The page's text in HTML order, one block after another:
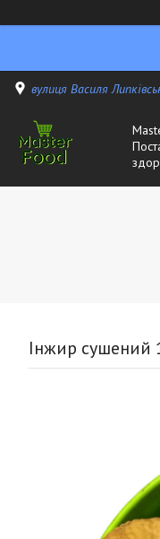
вулиця Василя
Інжир сушений